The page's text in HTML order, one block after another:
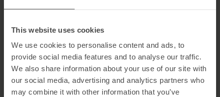
This website uses cookies
We use cookies to personalise content and ads, to
provide social media features and to analyse our traffic.
We also share information about your use of our site with
our social media, advertising and analytics partners who
may combine it with other information that you’ve
Cyber Security Awareness
La brutta verità sul cyberbullismo